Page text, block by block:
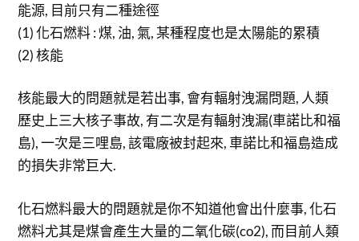
能源, 目前只有二種途徑
(1) 化石燃料 : 煤, 油, 氣, 某種程度也是太陽能的累積
(2) 核能
核能最大的問題就是若出事, 會有輻射洩漏問題, 人類
歷史上三大核子事故, 有二次是有輻射洩漏(車諾比和福
島), 一次是三哩島, 該電廠被封起來, 車諾比和福島造成
的損失非常巨大.
化石燃料最大的問題就是你不知道他會出什麼事, 化石
燃料尤其是煤會產生大量的二氧化碳(co2), 而目前人類